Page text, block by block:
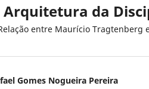
Arquitetura da
entre Maurício Tragtenberg
Gomes Nogueira Pereira